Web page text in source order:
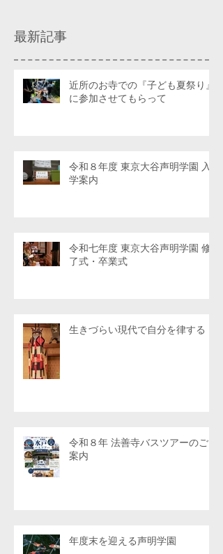
最新記事
近所のお寺での『子ども夏祭り』
に参加させてもらって
令和８年度 東京大谷声明学園 入
学案内
令和七年度 東京大谷声明学園 修
了式・卒業式
生きづらい現代で自分を律する
令和８年 法善寺バスツアーのご
案内
年度末を迎える声明学園